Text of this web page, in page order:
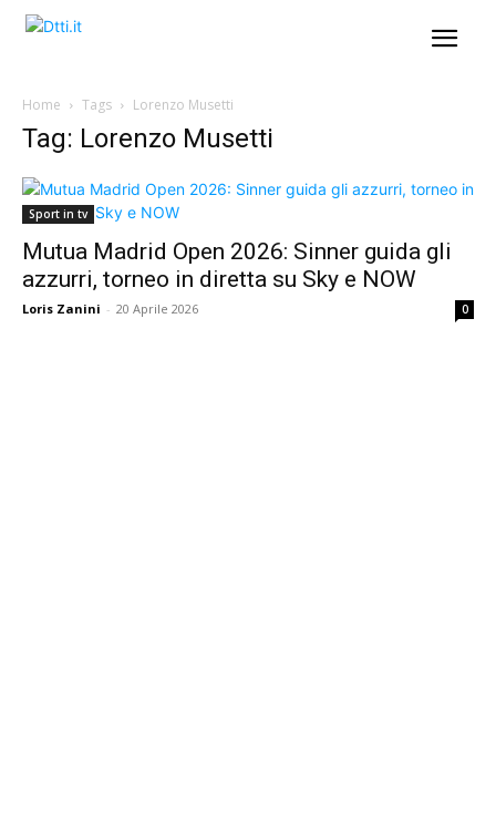
Home Tags Lorenzo Musetti
Tag: Lorenzo Musetti
Sport in tv
Mutua Madrid Open 2026: Sinner guida gli
azzurri, torneo in diretta su Sky e NOW
Loris Zanini - 20 Aprile 2026 0